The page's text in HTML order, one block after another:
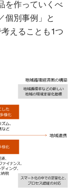
を作っていくべ
個別事例」と
えることも1つ